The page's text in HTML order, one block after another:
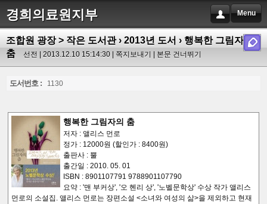
경희의료원지부 Menu
조합원 광장 > 작은 도서관› 2013년 도서 › 행복한 그림자의
춤
선전 | 2013.12.10 15:14:30 | 쪽지보내기 본문 건너뛰기
도서번호 : 1130
행복한 그림자의 춤
저자 : 앨리스 먼로
정가 : 12000원 (할인가 : 8400원)
출판사 : 뿔
출간일 : 2010. 05. 01
ISBN : 8901107791 9788901107790
요약 : '맨 부커상', '오 헨리 상', '노벨문학상' 수상 작가 앨리스
먼로의 소설집. 앨리스 먼로는 장편소설 <소녀와 여성의 삶>을 제외하고 현재